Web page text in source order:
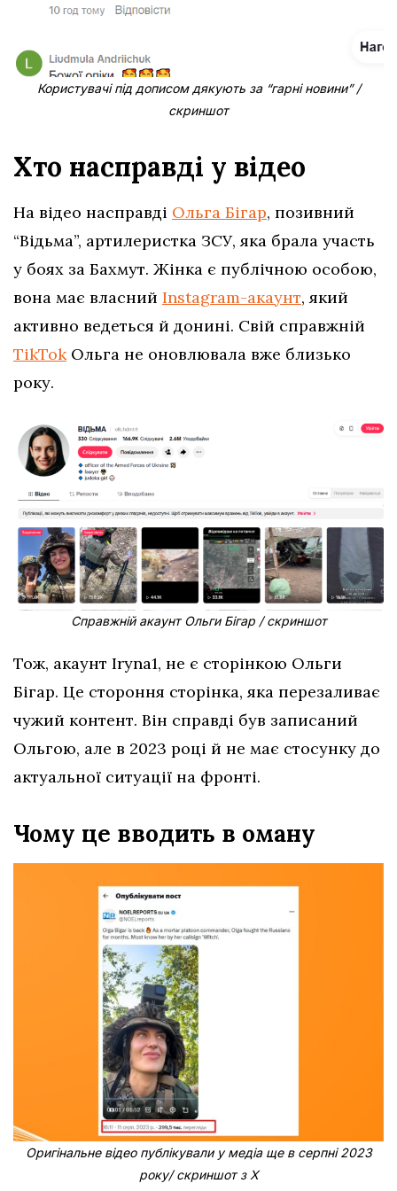
Користувачі під дописом дякують за “гарні новини” /
скриншот
Хто насправді у відео
На відео насправді Ольга Бігар, позивний
“Відьма”, артилеристка ЗСУ, яка брала участь
у боях за Бахмут. Жінка є публічною особою,
вона має власний Instagram-акаунт, який
активно ведеться й донині. Свій справжній
TikTokОльга не оновлювала вже близько
року.
Справжній акаунт Ольги Бігар / скриншот
Тож, акаунт Iryna1, не є сторінкою Ольги
Бігар. Це стороння сторінка, яка перезаливає
чужий контент. Він справді був записаний
Ольгою, але в 2023 році й не має стосунку до
актуальної ситуації на фронті.
Чому це вводить в оману
Оригінальне відео публікували у медіа ще в серпні 2023
року/ скриншот з Х